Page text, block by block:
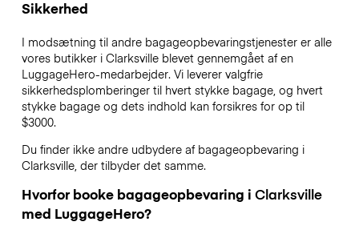
Sikkerhed
I modsætning til andre bagageopbevaringstjenesterer alle
vores butikker i Clarksvilleblevet gennemgået af en
LuggageHero-medarbejder. Vi leverer valgfrie
sikkerhedsplomberinger til hvert stykke bagage, og hvert
stykke bagage og dets indhold kan forsikres for op til
$3000.
Du finder ikke andre udbydere af bagageopbevaring i
Clarksville, der tilbyder det samme.
Hvorfor booke bagageopbevaring i Clarksville
med LuggageHero?